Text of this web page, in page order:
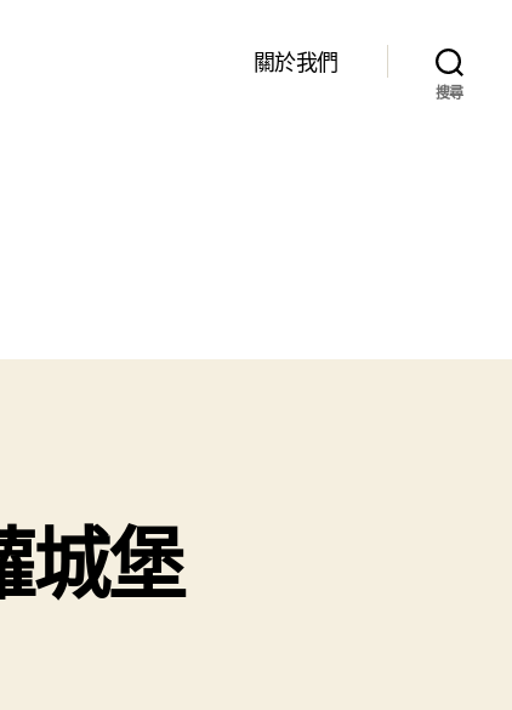
關於我們
搜尋
城堡